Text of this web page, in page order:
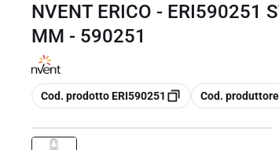
NVENT ERICO - ERI590251
MM - 590251
copia
Cod. prodotto ERI590251 copia
Cod.